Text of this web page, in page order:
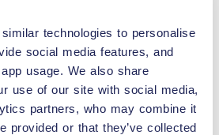
technologies to personalise
social media features, and
usage. We also share
use of our site with social media,
partners, who may combine it
provided or that they’ve collected